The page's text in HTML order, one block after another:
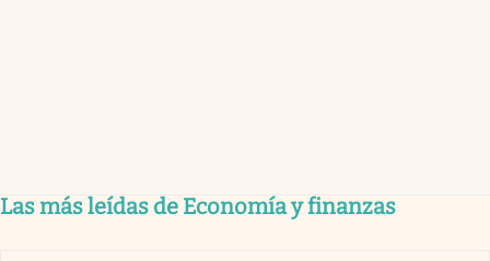
Las más leídas de Economía y finanzas